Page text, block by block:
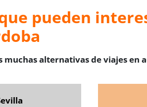
pueden
muchas alternativas de viajes en